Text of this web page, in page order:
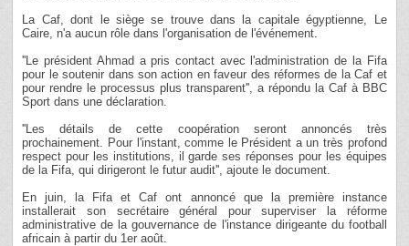
La Caf, dont le siège se trouve dans la capitale égyptienne, Le
Caire, n'a aucun rôle dans l'organisation de l'événement.
''Le président Ahmad a pris contact avec l'administration de la Fifa
pour le soutenir dans son action en faveur des réformes de la Caf et
pour rendre le processus plus transparent'', a répondu la Caf à BBC
Sport dans une déclaration.
''Les détails de cette coopération seront annoncés très
prochainement. Pour l'instant, comme le Président a un très profond
respect pour les institutions, il garde ses réponses pour les équipes
de la Fifa, qui dirigeront le futur audit'', ajoute le document.
En juin, la Fifa et Caf ont annoncé que la première instance
installerait son secrétaire général pour superviser la réforme
administrative de la gouvernance de l'instance dirigeante du football
africain à partir du 1er août.